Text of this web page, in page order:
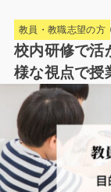
教員・教職志望の方
校内研修で活
様な視点で授